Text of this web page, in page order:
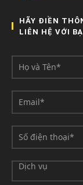
HÃY ĐIỀN
LIÊN HỆ VỚI